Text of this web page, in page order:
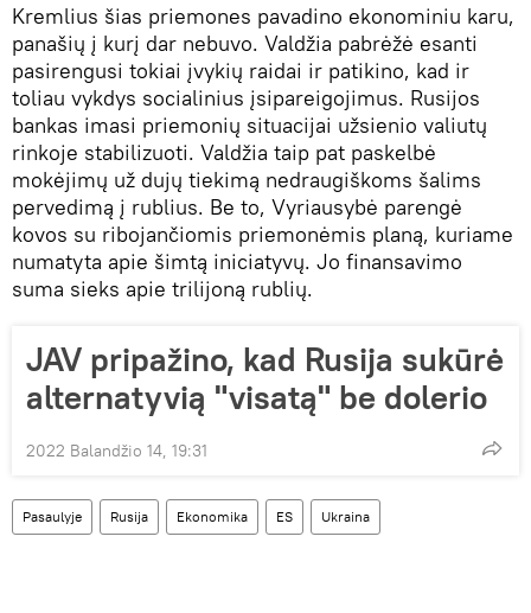
Kremlius šias priemones pavadino ekonominiu karu,
panašių į kurį dar nebuvo. Valdžia pabrėžė esanti
pasirengusi tokiai įvykių raidai ir patikino, kad ir
toliau vykdys socialinius įsipareigojimus. Rusijos
bankas imasi priemonių situacijai užsienio valiutų
rinkoje stabilizuoti. Valdžia taip pat paskelbė
mokėjimų už dujų tiekimą nedraugiškoms šalims
pervedimą į rublius. Be to, Vyriausybė parengė
kovos su ribojančiomis priemonėmis planą, kuriame
numatyta apie šimtą iniciatyvų. Jo finansavimo
suma sieks apie trilijoną rublių.
JAV pripažino, kad Rusija sukūrė
alternatyvią "visatą" be dolerio
2022 Balandžio 14, 19:31
Pasaulyje Rusija Ekonomika ES Ukraina